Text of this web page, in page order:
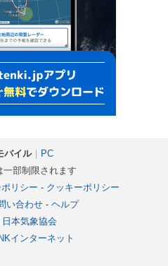
バイル｜ PC
部制限されます
リシー - クッキーポリシー
い合わせ- ヘルプ
日本気象協会
インターネット